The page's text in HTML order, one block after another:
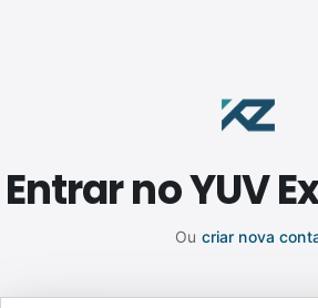
Entrar no YUV
Ou criar nova